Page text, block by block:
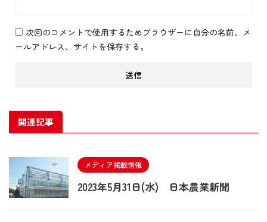
次回のコメントで使用するためブラウザーに自分の名前、メ
ールアドレス、サイトを保存する。
関連記事
メディア掲載情報
2023年5月31日(水) 日本農業新聞